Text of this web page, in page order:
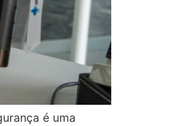
é uma